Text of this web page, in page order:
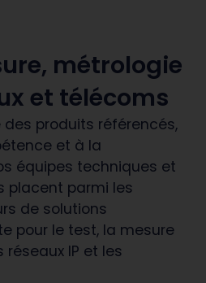
métrologie
et télécoms
produits référencés,
et à la
équipes techniques et
placent parmi les
de solutions
pour le test, la mesure
IP et les